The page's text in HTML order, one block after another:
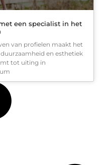
een specialist in het
van profielen maakt het
en esthetiek
tot uiting in